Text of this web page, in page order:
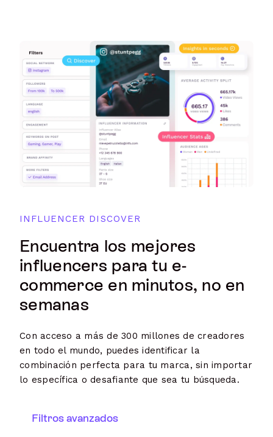
INFLUENCER DISCOVER
Encuentra los mejores
influencers para tu e-
commerce en minutos, no en
semanas
Con acceso a más de 300 millones de creadores
en todo el mundo, puedes identificar la
combinación perfecta para tu marca, sin importar
lo específica o desafiante que sea tu búsqueda.
Filtros avanzados